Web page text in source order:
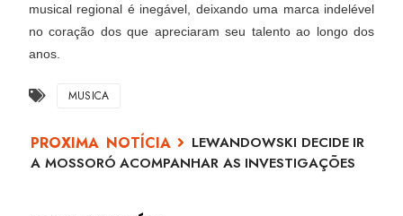
musical regional é inegável, deixando uma marca indelével
no coração dos que apreciaram seu talento ao longo dos
anos.
MUSICA
LEWANDOWSKI DECIDE IR
A MOSSORÓ ACOMPANHAR AS INVESTIGAÇÕES